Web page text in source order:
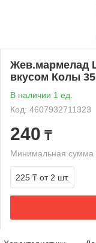
Жев.мармелад
вкусом Колы
В наличии 1 ед.
Код: 4607932711323
240 ₸
Минимальная сумма
225 ₸ от 2 шт.